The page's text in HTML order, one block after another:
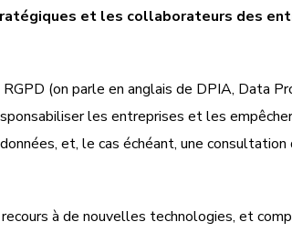
et les collaborateurs des
(on parle en anglais de DPIA, Data
les entreprises et les empêcher
et, le cas échéant, une consultation
à de nouvelles technologies, et